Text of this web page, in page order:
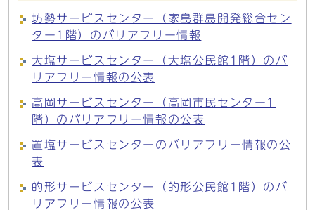
坊勢サービスセンター（家島群島開発総合セン
ター1階）のバリアフリー情報
大塩サービスセンター（大塩公民館1階）のバ
リアフリー情報の公表
高岡サービスセンター（高岡市民センター1
階）のバリアフリー情報の公表
置塩サービスセンターのバリアフリー情報の公
表
的形サービスセンター（的形公民館1階）のバ
リアフリー情報の公表